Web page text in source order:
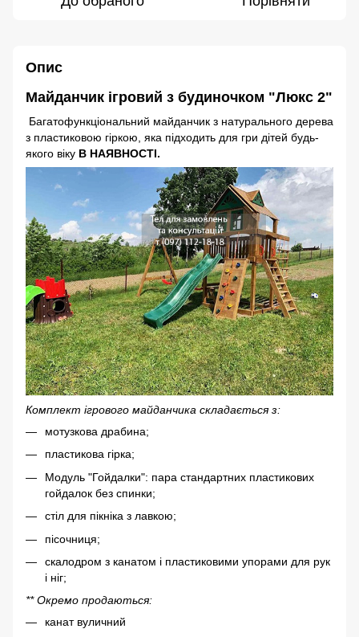
Опис
Майданчик ігровий з будиночком "Люкс 2"
Багатофункціональний майданчик з натурального дерева
з пластиковою гіркою, яка підходить для гри дітей будь-
якого віку В НАЯВНОСТІ.
Комплект ігрового майданчика складається з:
мотузкова драбина;
пластикова гірка;
Модуль "Гойдалки": пара стандартних пластикових
гойдалок без спинки;
стіл для пікніка з лавкою;
пісочниця;
скалодром з канатом і пластиковими упорами для рук
і ніг;
** Окремо продаються:
канат вуличний